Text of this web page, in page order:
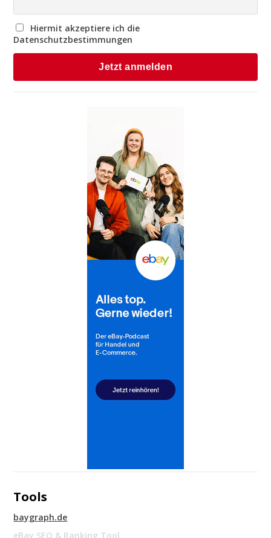
Hiermit akzeptiere ich die
Datenschutzbestimmungen
Tools
baygraph.de
eBay SEO & Ranking Tool